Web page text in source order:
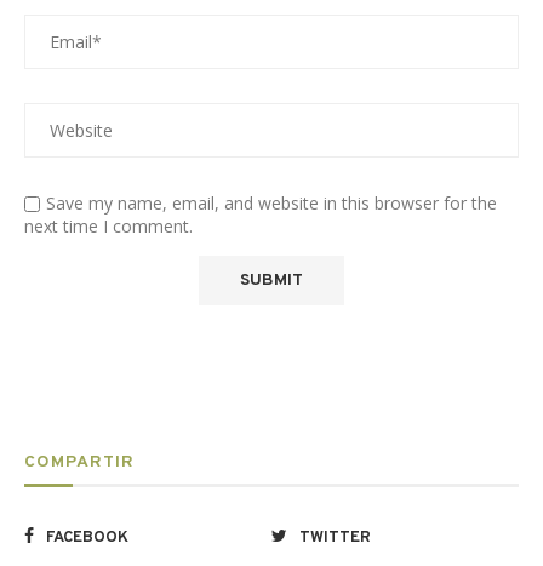
Save my name, email, and website in this browser for the
next time I comment.
COMPARTIR
FACEBOOK
TWITTER